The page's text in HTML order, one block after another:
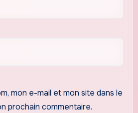
mon e-mail et mon site dans le
prochain commentaire.